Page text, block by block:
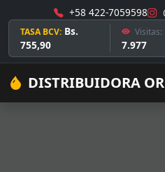
+58 422-7059598
TASA BCV: Bs.
755,90
Visitas:
7.977
DISTRIBUIDORA